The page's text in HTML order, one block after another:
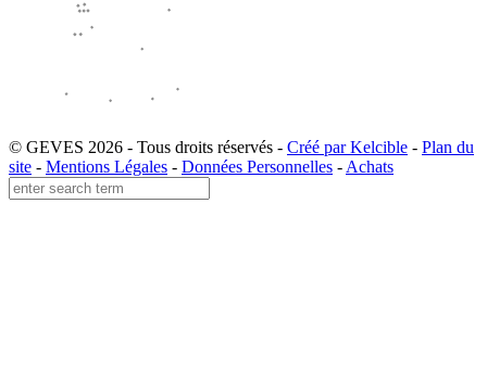
© GEVES 2026 - Tous droits réservés - Créé par Kelcible - Plan du
site - Mentions Légales - Données Personnelles -Achats